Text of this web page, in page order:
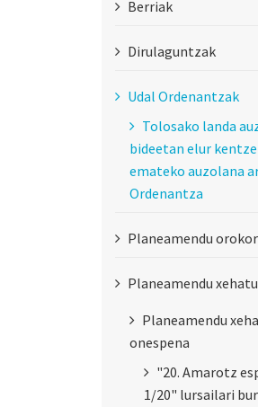
Berriak
Dirulaguntzak
Udal Ordenantzak
Tolosako landa
bideetan elur
emateko auzolana
Ordenantza
Planeamendu
Planeamendu
Planeamendu
onespena
"20. Amarotz
1/20" lursailari